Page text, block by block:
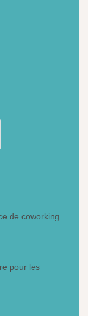
de coworking
pour les